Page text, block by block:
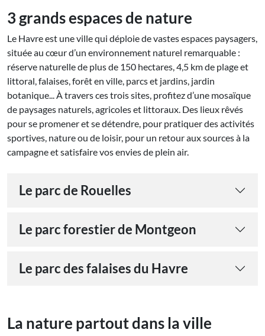
3 grands espaces de nature
Le Havre est une ville qui déploie de vastes espaces paysagers,
située au cœur d’un environnement naturel remarquable :
réserve naturelle de plus de 150 hectares, 4,5 km de plage et
littoral, falaises, forêt en ville, parcs et jardins, jardin
botanique... À travers ces trois sites, profitez d’une mosaïque
de paysages naturels, agricoles et littoraux. Des lieux rêvés
pour se promener et se détendre, pour pratiquer des activités
sportives, nature ou de loisir, pour un retour aux sources à la
campagne et satisfaire vos envies de plein air.
Le parc de Rouelles
Le parc forestier de Montgeon
Le parc des falaises du Havre
La nature partout dans la ville